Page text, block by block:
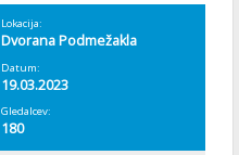
Lokacija:
Dvorana Podmežakla
Datum:
19.03.2023
Gledalcev:
180